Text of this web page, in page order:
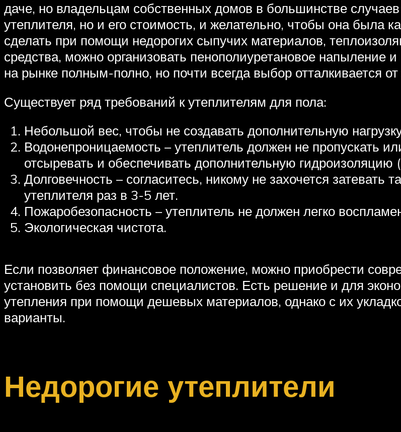
даче, но владельцам собственных домов в большинстве
утеплителя, но и его стоимость, и желательно, чтобы она была
сделать при помощи недорогих сыпучих материалов,
средства, можно организовать пенополиуретановое напыление
на рынке полным-полно, но почти всегда выбор отталкивается
Существует ряд требований к утеплителям для пола:
Небольшой вес, чтобы не создавать дополнительную
Водонепроницаемость – утеплитель должен не пропускать
отсыревать и обеспечивать дополнительную гидроизоляцию
Долговечность – согласитесь, никому не захочется
утеплителя раз в 3-5 лет.
Пожаробезопасность – утеплитель не должен легко
Экологическая чистота.
Если позволяет финансовое положение, можно приобрести
установить без помощи специалистов. Есть решение и для
утепления при помощи дешевых материалов, однако с их
варианты.
Недорогие утеплители